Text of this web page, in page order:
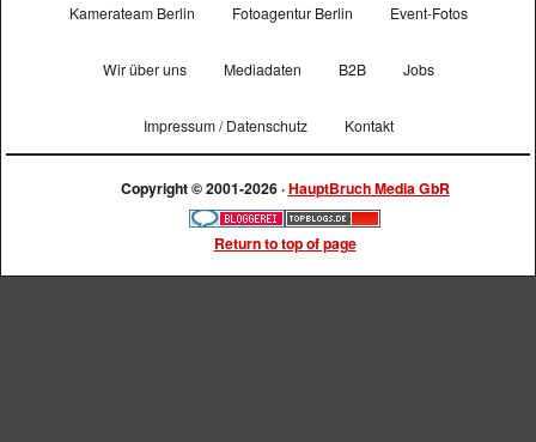
Kamerateam Berlin Fotoagentur Berlin Event-Fotos
Wir über uns Mediadaten B2B Jobs
Impressum / Datenschutz Kontakt
Copyright © 2001-2026 ·HauptBruch Media GbR
Return to top of page